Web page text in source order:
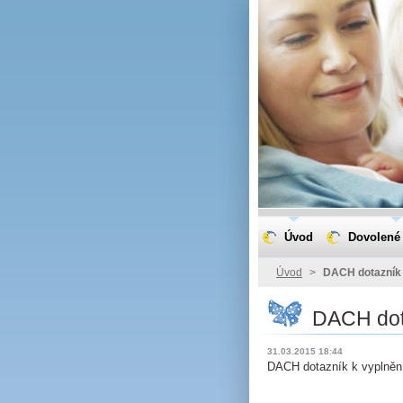
Úvod > DACH dotazník
DACH
31.03.2015 18:44
DACH dotazník k
Úvod